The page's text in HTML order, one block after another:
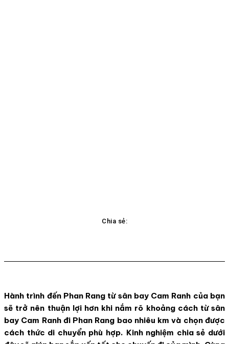
Chia sẻ:
Hành trình đến Phan Rang từ sân bay Cam Ranh của bạn
sẽ trở nên thuận lợi hơn khi nắm rõ khoảng cách từ sân
bay Cam Ranh đi Phan Rang bao nhiêu km và chọn được
cách thức di chuyển phù hợp. Kinh nghiệm chia sẻ dưới